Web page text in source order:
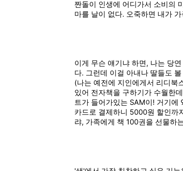
짠돌이 인생에 어디가서 소비의
마를 날이 없다. 오죽하면 내가
이게 무슨 얘기냐 하면, 나는 당
다. 그런데 이걸 아내나 딸들도
(나는 예전에 지인에게서 리디북
있어 전자책을 구하기가 수월한
트가 들어가있는 SAM이! 거기에
카드로 결제하니 5000원 할인까
랴, 가족에게 책 100권을 선물하